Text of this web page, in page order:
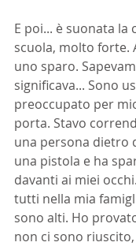
E poi... è suonata la
scuola, molto forte.
uno sparo.
significava... Sono
preoccupato per
porta. Stavo
una persona dietro
una pistola e ha
davanti ai miei
tutti nella mia
sono alti. Ho
non ci sono